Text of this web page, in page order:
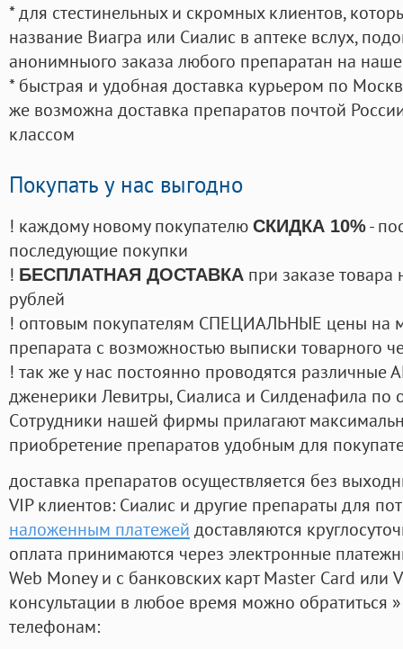
* для стестинельных и скромных клиентов,
название Виагра или Сиалис в аптеке вслух,
анонимныого заказа любого препаратан на
* быстрая и удобная доставка курьером по
же возможна доставка препаратов почтой
классом
Покупать у нас выгодно
! каждому новому покупателю СКИДКА 10%-
последующие покупки
! БЕСПЛАТНАЯ ДОСТАВКА при заказе
рублей
! оптовым покупателям СПЕЦИАЛЬНЫЕ цены на
препарата с возможностью выписки товарного
! так же у нас постоянно проводятся
дженерики Левитры, Сиалиса и Силденафила по
Cотрудники нашей фирмы прилагают
приобретение препаратов удобным для
доставка препаратов осуществляется без
VIP клиентов: Сиалис и другие препараты для
наложенным платежей доставляются
оплата принимаются через электронные
Web Money и с банковских карт Master Card или
консультации в любое время можно обратиться
телефонам: